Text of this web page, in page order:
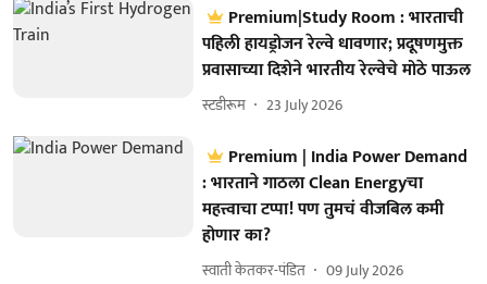
Premium|Study Room : भारताची
पहिली हायड्रोजन रेल्वे धावणार; प्रदूषणमुक्त
प्रवासाच्या दिशेने भारतीय रेल्वेचे मोठे पाऊल
स्टडीरूम 23 July 2026
Premium | India Power Demand
: भारताने गाठला Clean Energyचा
महत्त्वाचा टप्पा! पण तुमचं वीजबिल कमी
होणार का?
स्वाती केतकर-पंडित 09 July 2026